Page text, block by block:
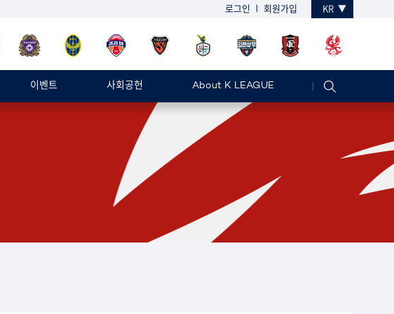
로그인 회원가입 KR
이벤트 사회공헌 About K LEAGUE